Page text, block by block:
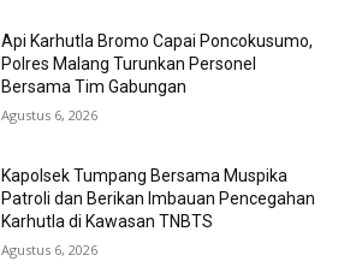
Api Karhutla Bromo Capai Poncokusumo,
Polres Malang Turunkan Personel
Bersama Tim Gabungan
Agustus 6, 2026
Kapolsek Tumpang Bersama Muspika
Patroli dan Berikan Imbauan Pencegahan
Karhutla di Kawasan TNBTS
Agustus 6, 2026